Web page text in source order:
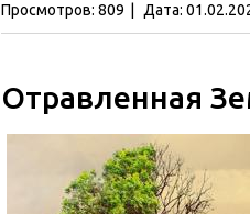
Просмотров: 809 Дата:
Отравленная